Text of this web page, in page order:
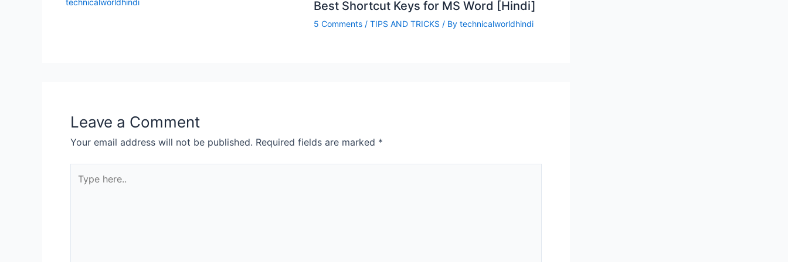
Best Shortcut Keys for MS Word [Hindi]
5 Comments / TIPS AND TRICKS / By technicalworldhindi
Leave a Comment
Your email address will not be published. Required fields are marked *
here..